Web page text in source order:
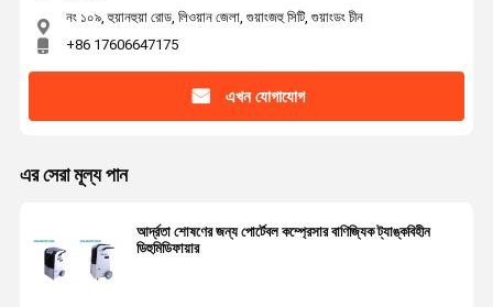
নং ১০৯, হুয়ানহুয়া রোড, লিওয়ান জেলা, গুয়াংজহু সিটি, গুয়াংডং চীন
+86 17606647175
এখন যোগাযোগ
এর সেরা মূল্য পান
আর্দ্রতা শোষণের জন্য পোর্টেবল কম্প্রেসার বাণিজ্যিক ট্যাঙ্কবিহীন
ডিহুমিডিফায়ার